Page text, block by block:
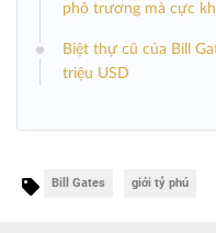
phô trương mà cực
Biệt thự cũ của Bill
triệu USD
Bill Gates giới tỷ phú